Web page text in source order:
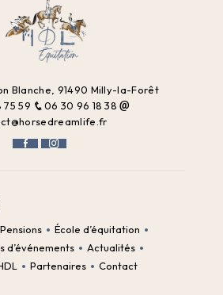
Blanche, 91490 Milly-la-Forêt
75 59
06 30 96 18 38
Pensions
École d’équitation
d’événements
Actualités
Partenaires Contact